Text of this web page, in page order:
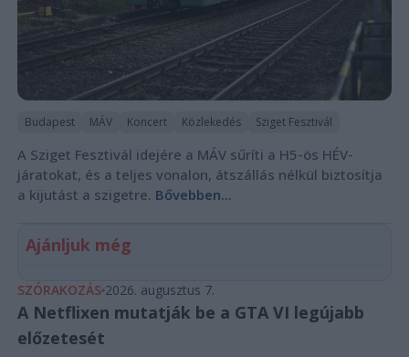
Budapest MÁV Koncert Közlekedés Sziget Fesztivál
A Sziget Fesztivál idejére a MÁV sűríti a H5-ös HÉV-
járatokat, és a teljes vonalon, átszállás nélkül biztosítja
a kijutást a szigetre. Bővebben...
Ajánljuk még
SZÓRAKOZÁS 2026. augusztus 7.
A Netflixen mutatják be a GTA VI legújabb
előzetesét